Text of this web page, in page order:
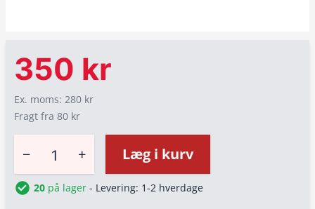
350 kr
Ex. moms: 280 kr
Fragt fra 80 kr
− + Læg i kurv
20 på lager - Levering: 1-2 hverdage